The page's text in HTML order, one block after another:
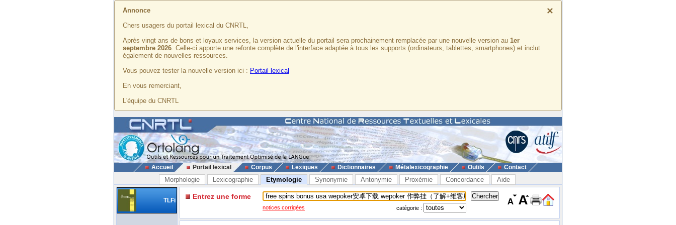
×
Annonce
Chers usagers du portail lexical du CNRTL,
Après vingt ans de bons et loyaux services, la version actuelle du portail sera prochainement remplacée par une nouvelle version au 1er
septembre 2026. Celle-ci apporte une refonte complète de l'interface adaptée à tous les supports (ordinateurs, tablettes, smartphones) et inclut
également de nouvelles ressources.
Vous pouvez tester la nouvelle version ici : Portail lexical
En vous remerciant,
L'équipe du CNRTL
Accueil Portail lexical Corpus Lexiques Dictionnaires Métalexicographie Outils Contact
Morphologie Lexicographie Etymologie Synonymie Antonymie Proxémie Concordance Aide
TLFi Entrez une forme
notices corrigées catégorie :